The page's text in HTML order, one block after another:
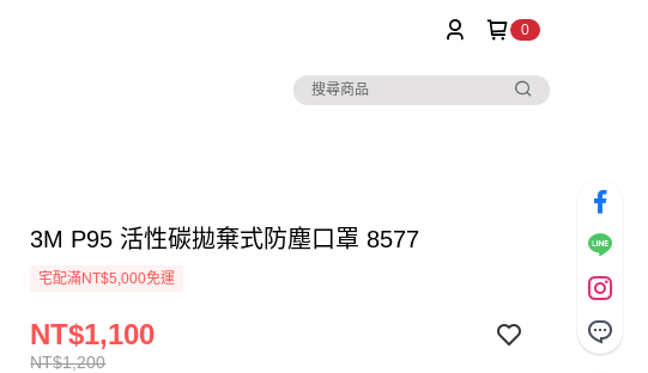
0
3M P95 活性碳拋棄式防塵口罩 8577
宅配滿NT$5,000免運
NT$1,200
NT$1,100